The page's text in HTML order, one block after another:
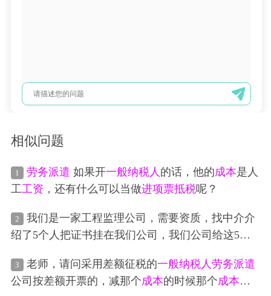
相似问题
1 劳务派遣 如果开一般纳税人 的话，他的成本是人
工工资 ，还有什么可以当做进项票抵税呢？
2
我们是一家工程监理公司，需要资质，找中介介
绍了5个人把证书挂在我们公司，我们公司给这5个
司2021年11月给我们开了1%的咨询服务的发票，对
方税务局发函到我们主管税务机关这边让协查，现
3 老师，请问采用差额征税的一般纳税人 劳务派遣
公司按差额开票的，减那个成本的时候那个成本包